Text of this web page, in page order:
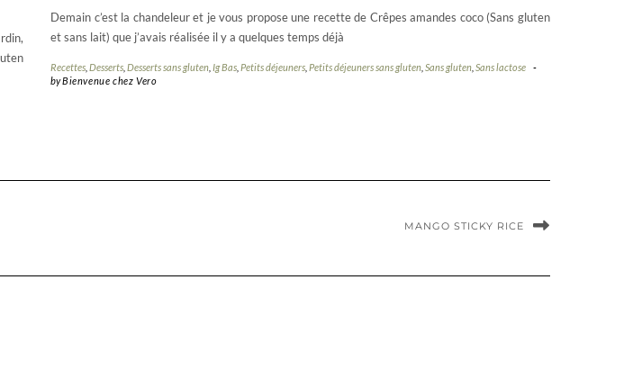
Demain c’est la chandeleur et je vous propose une recette de Crêpes amandes coco (Sans gluten
et sans lait) que j’avais réalisée il y a quelques temps déjà
Recettes Desserts Desserts sans gluten Ig Bas Petits déjeuners Petits déjeuners sans gluten Sans gluten Sans lactose
-
byBienvenue chez Vero
MANGO STICKY RICE